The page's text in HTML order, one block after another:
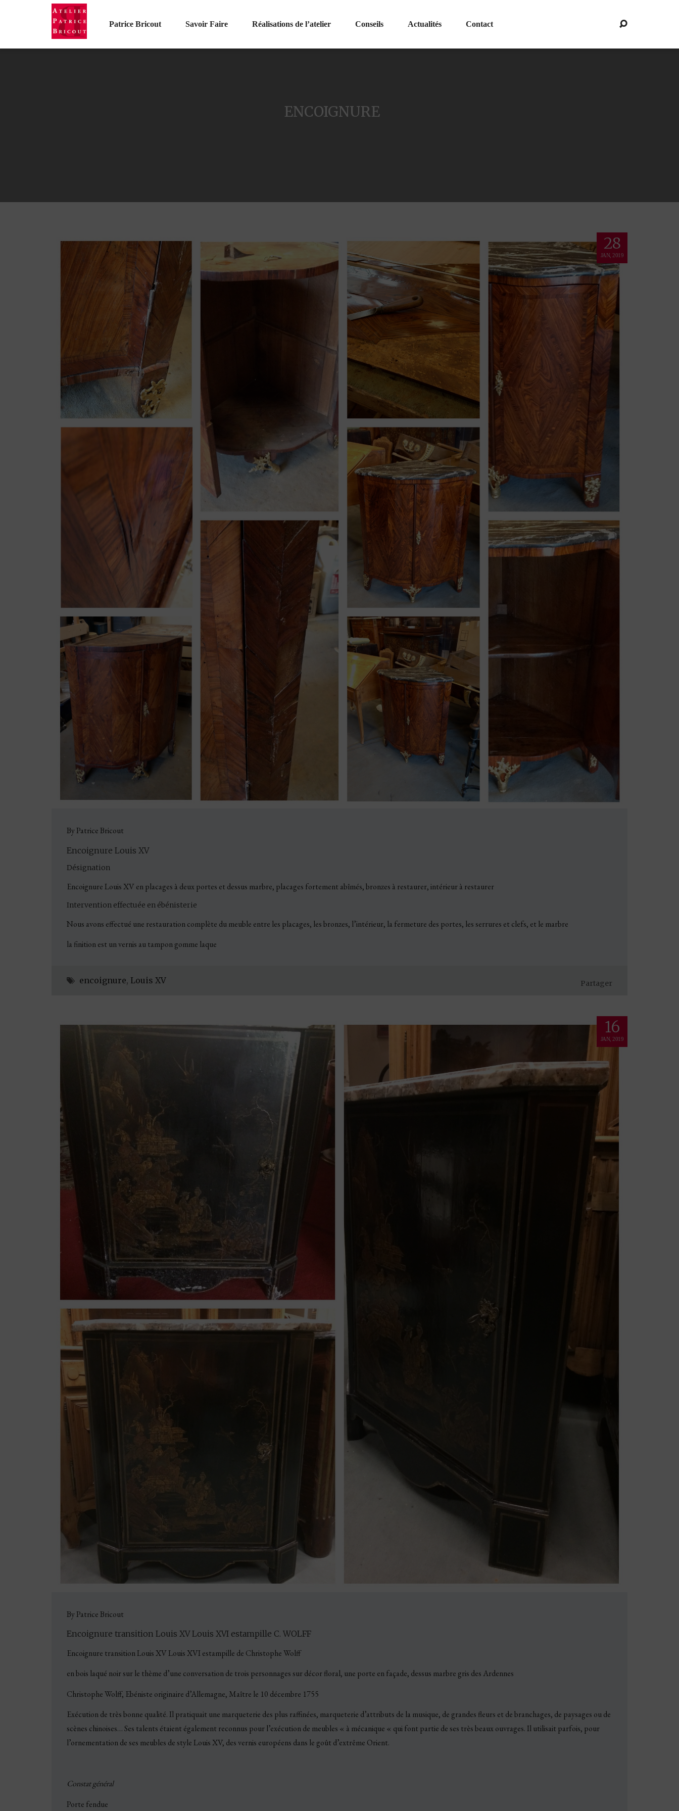
Patrice Bricout Savoir Faire Réalisations de l’atelier Conseils Actualités Contact
ENCOIGNURE
28
JAN, 2019
By Patrice Bricout
Encoignure Louis XV
Désignation
Encoignure Louis XV en placages à deux portes et dessus marbre, placages fortement abîmés, bronzes à restaurer, intérieur à restaurer
Intervention effectuée en ébénisterie
Nous avons effectué une restauration complète du meuble entre les placages, les bronzes, l’intérieur, la fermeture des portes, les serrures et clefs, et le marbre
la finition est un vernis au tampon gomme laque
encoignure, Louis XV Partager
16
JAN, 2019
By Patrice Bricout
Encoignure transition Louis XV Louis XVI estampille C. WOLFF
Encoignure transition Louis XV Louis XVI estampille de Christophe Wolff
en bois laqué noir sur le thème d’une conversation de trois personnages sur décor floral, une porte en façade, dessus marbre gris des Ardennes
Christophe Wolff, Ebéniste originaire d’Allemagne, Maître le 10 décembre 1755
Exécution de très bonne qualité. Il pratiquait une marqueterie des plus raffinées, marqueterie d’attributs de la musique, de grandes fleurs et de branchages, de paysages ou de
scènes chinoises… Ses talents étaient également reconnus pour l’exécution de meubles « à mécanique « qui font partie de ses très beaux ouvrages. Il utilisait parfois, pour
l’ornementation de ses meubles de style Louis XV, des vernis européens dans le goût d’extrême Orient.
Constat général
Porte fendue